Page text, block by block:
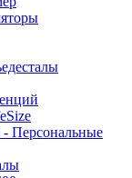
- Персональные